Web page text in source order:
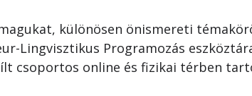
különösen önismereti
Lingvisztikus Programozás
csoportos online és fizikai térben